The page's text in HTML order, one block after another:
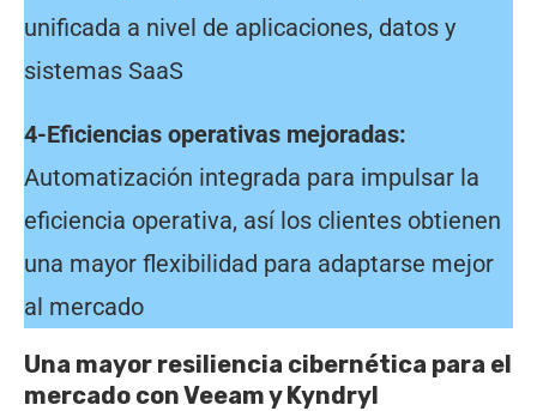
unificada a nivel de aplicaciones, datos y
sistemas SaaS
4-Eficiencias operativas mejoradas:
Automatización integrada para impulsar la
eficiencia operativa, así los clientes obtienen
una mayor flexibilidad para adaptarse mejor
al mercado
Una mayor resiliencia cibernética para el
mercado con Veeam y Kyndryl